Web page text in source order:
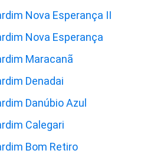
Nova Esperança II
Nova Esperança
Maracanã
Denadai
Danúbio Azul
Calegari
Bom Retiro